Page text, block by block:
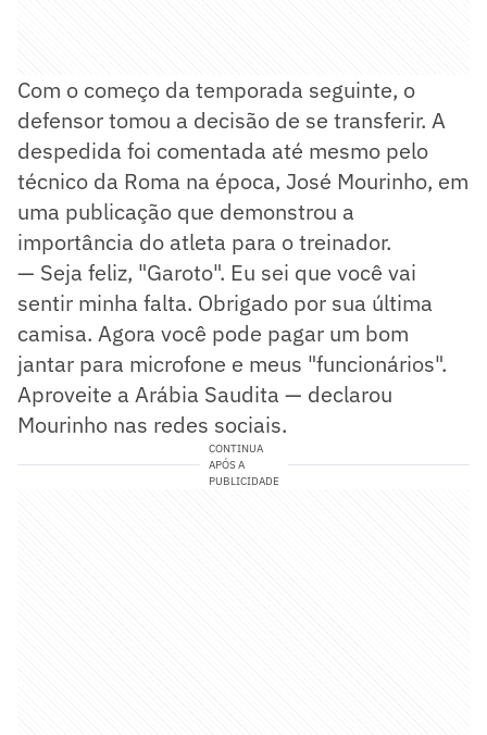
Com o começo da temporada seguinte, o
defensor tomou a decisão de se transferir. A
despedida foi comentada até mesmo pelo
técnico da Roma na época, José Mourinho, em
uma publicação que demonstrou a
importância do atleta para o treinador.
— Seja feliz, "Garoto". Eu sei que você vai
sentir minha falta. Obrigado por sua última
camisa. Agora você pode pagar um bom
jantar para microfone e meus "funcionários".
Aproveite a Arábia Saudita — declarou
Mourinho nas redes sociais.
CONTINUA
APÓS A
PUBLICIDADE